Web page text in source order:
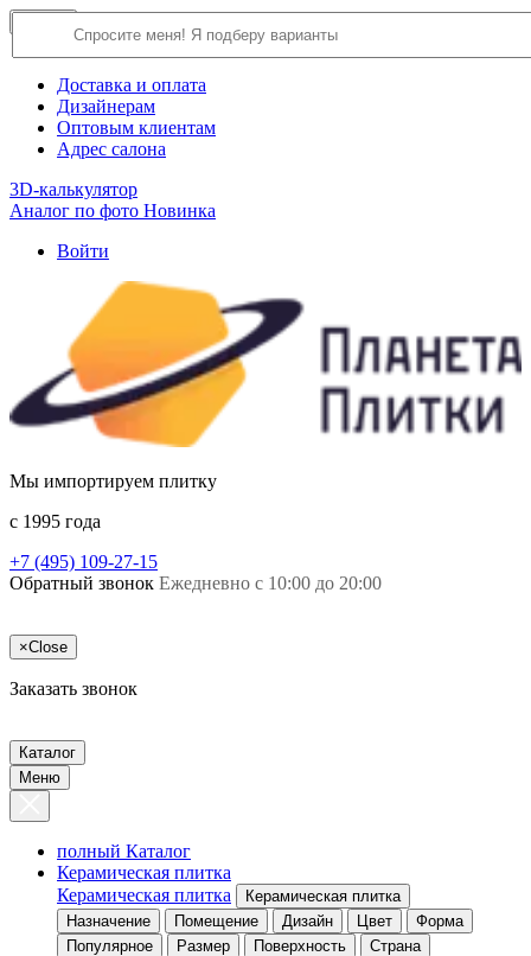
О компании
Доставка и оплата
Дизайнерам
Оптовым клиентам
Адрес салона
3D-калькулятор
Аналог по фото Новинка
Войти
Мы импортируем плитку
c 1995 года
+7 (495) 109-27-15
Обратный звонок Ежедневно с 10:00 до 20:00
×Close
Заказать звонок
Каталог
Меню
полный Каталог
Керамическая плитка
Керамическая плитка
Керамическая плитка
Назначение
Помещение Дизайн Цвет
Форма
Популярное
Размер Поверхность Страна